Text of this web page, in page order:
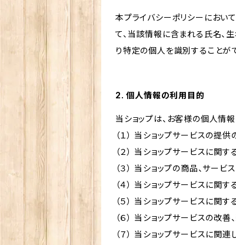
本プライバシーポリシーにおい
て、当該情報に含まれる氏名、
り特定の個人を識別することが
2. 個人情報の利用目的
当ショップは、お客様の個人情
（１） 当ショップサービスの提供
（２） 当ショップサービスに関
（３） 当ショップの商品、サービ
（４） 当ショップサービスに関
（５） 当ショップサービスに関
（６） 当ショップサービスの改
（７） 当ショップサービスに関